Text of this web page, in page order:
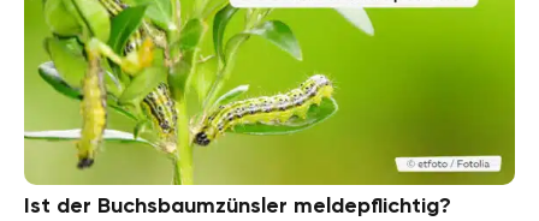
Ist der Buchsbaumzünsler meldepflichtig?